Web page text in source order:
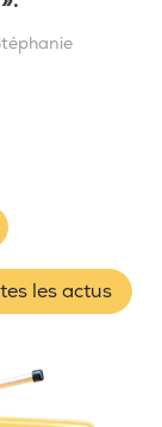
les actus